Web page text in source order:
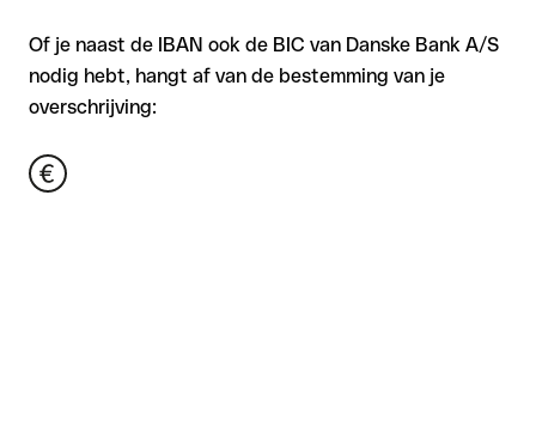
Of je naast de IBAN ook de BIC van Danske Bank A/S
nodig hebt, hangt af van de bestemming van je
overschrijving: